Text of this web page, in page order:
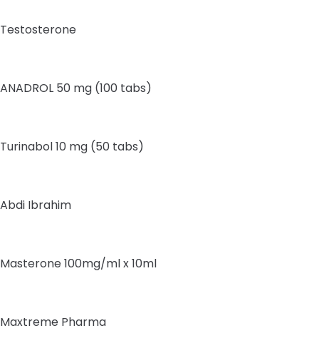
Testosterone
ANADROL 50 mg (100 tabs)
Turinabol 10 mg (50 tabs)
Abdi Ibrahim
Masterone 100mg/ml x 10ml
Maxtreme Pharma